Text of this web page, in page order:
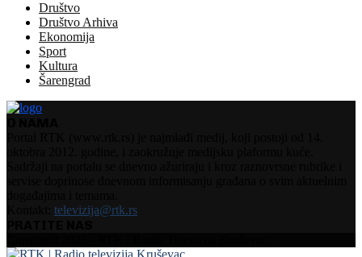
Društvo
Društvo Arhiva
Ekonomija
Sport
Kultura
Šarengrad
televizija@rtk.rs